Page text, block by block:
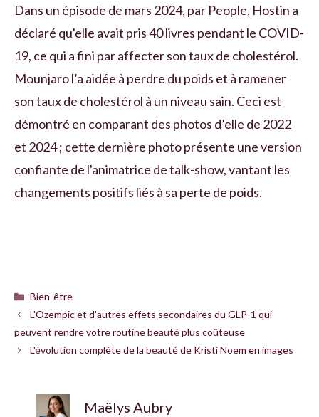
Dans un épisode de mars 2024, par People, Hostin a
déclaré qu'elle avait pris 40 livres pendant le COVID-
19, ce qui a fini par affecter son taux de cholestérol.
Mounjaro l’a aidée à perdre du poids et à ramener
son taux de cholestérol à un niveau sain. Ceci est
démontré en comparant des photos d’elle de 2022
et 2024 ; cette dernière photo présente une version
confiante de l'animatrice de talk-show, vantant les
changements positifs liés à sa perte de poids.
Catégories
Bien-être
L'Ozempic et d'autres effets secondaires du GLP-1 qui
peuvent rendre votre routine beauté plus coûteuse
L'évolution complète de la beauté de Kristi Noem en images
Maëlys Aubry